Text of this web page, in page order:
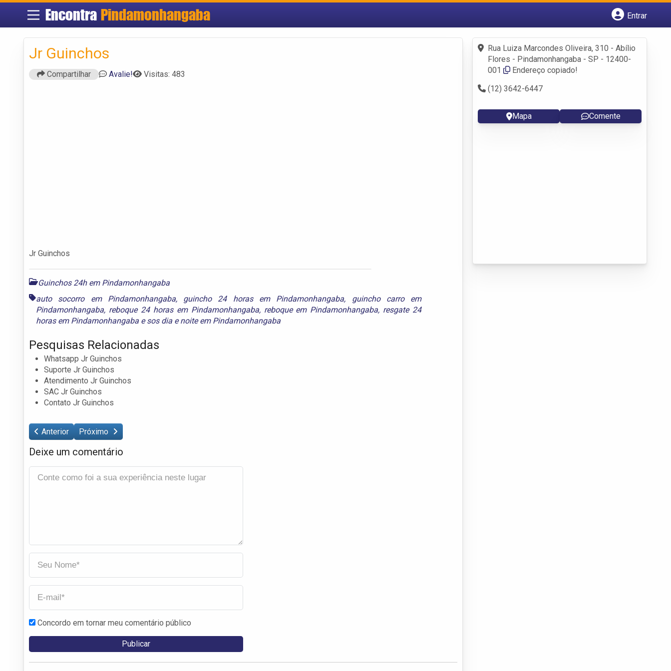
Encontra Pindamonhangaba
Entrar
Fazer login
Criar conta
Jr Guinchos
Compartilhar Avalie! Visitas: 483
Jr Guinchos
Guinchos 24h em Pindamonhangaba
auto socorro em Pindamonhangaba, guincho 24 horas em Pindamonhangaba, guincho carro em
Pindamonhangaba, reboque 24 horas em Pindamonhangaba, reboque em Pindamonhangaba, resgate 24
horas em Pindamonhangaba esos dia e noite em Pindamonhangaba
Pesquisas Relacionadas
Whatsapp Jr Guinchos
Suporte Jr Guinchos
Atendimento Jr Guinchos
SAC Jr Guinchos
Contato Jr Guinchos
Anterior Próximo
Deixe um comentário
Concordo em tornar meu comentário público
Rua Luiza Marcondes Oliveira, 310 - Abílio
Flores - Pindamonhangaba - SP - 12400-
001
Endereço copiado!
(12) 3642-6447
Mapa Comente